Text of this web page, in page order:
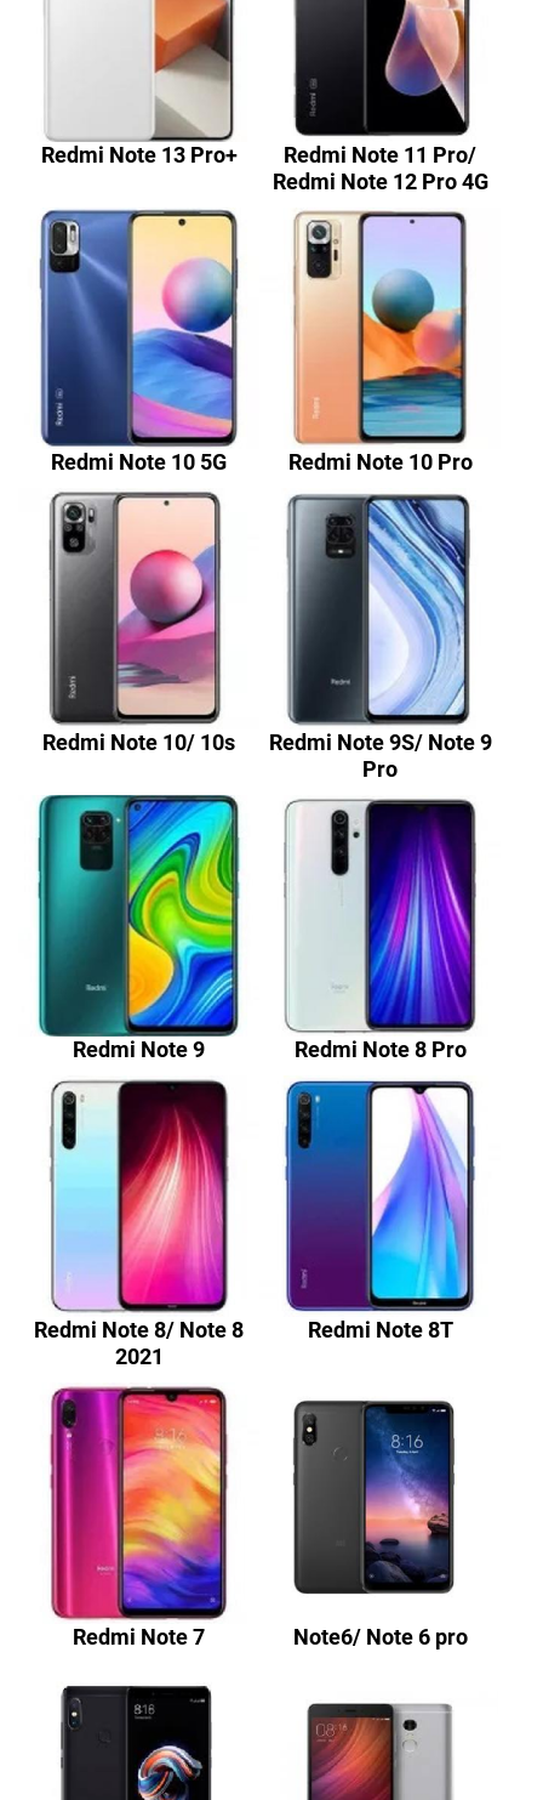
Redmi Note 13 Pro+
Redmi Note 11 Pro/
Redmi Note 12 Pro 4G
Redmi Note 10 5G Redmi Note 10 Pro
Redmi Note 10/ 10s
Redmi Note 9S/ Note 9
Pro
Redmi Note 9 Redmi Note 8 Pro
Redmi Note 8/ Note 8
2021
Redmi Note 8T
Redmi Note 7 Note6/ Note 6 pro